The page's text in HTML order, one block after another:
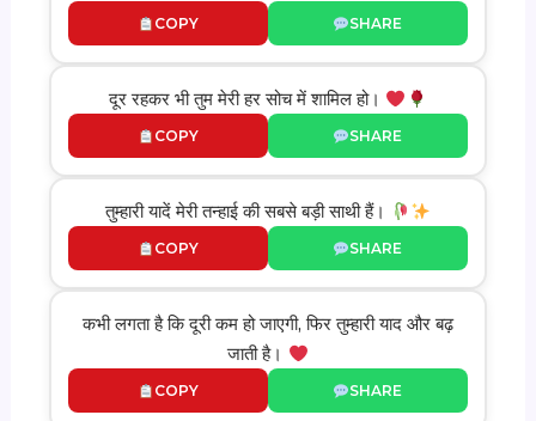
COPY SHARE
दूर रहकर भी तुम मेरी हर सोच में शामिल हो।
COPY SHARE
तुम्हारी यादें मेरी तन्हाई की सबसे बड़ी साथी हैं।
COPY SHARE
कभी लगता है कि दूरी कम हो जाएगी, फिर तुम्हारी याद और बढ़
जाती है।
COPY SHARE